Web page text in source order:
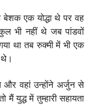
बेशक एक योद्धा थे पर वह
भी नहीं थे जब पांडवों
था तब रुक्मी में भी एक
वहां उन्होंने अर्जुन से
युद्ध में तुम्हारी सहायता